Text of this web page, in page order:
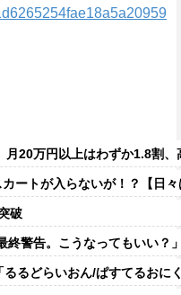
20万円以上はわずか1.8割、高
カートが入らないが！？【日
破
終警告。こうなってもいい？
どらいおん/ぱすてるおにくVer.」